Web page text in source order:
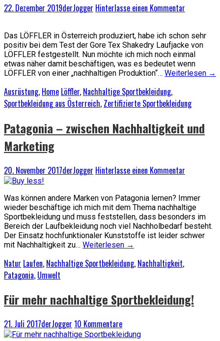
22. Dezember 2019derJogger Hinterlasse einen Kommentar
Das LÖFFLER in Österreich produziert, habe ich schon sehr
positiv bei dem Test der Gore Tex Shakedry Laufjacke von
LÖFFLER festgestellt. Nun möchte ich mich noch einmal
etwas näher damit beschäftigen, was es bedeutet wenn
LÖFFLER von einer „nachhaltigen Produktion“… Weiterlesen →
Ausrüstung, Home Löffler, Nachhaltige Sportbekleidung,
Sportbekleidung aus Österreich, Zertifizierte Sportbekleidung
Patagonia – zwischen Nachhaltigkeit und
Marketing
20. November 2017derJogger Hinterlasse einen Kommentar
Was können andere Marken von Patagonia lernen? Immer
wieder beschäftige ich mich mit dem Thema nachhaltige
Sportbekleidung und muss feststellen, dass besonders im
Bereich der Laufbekleidung noch viel Nachholbedarf besteht.
Der Einsatz hochfunktionaler Kunststoffe ist leider schwer
mit Nachhaltigkeit zu… Weiterlesen →
Natur Laufen, Nachhaltige Sportbekleidung, Nachhaltigkeit,
Patagonia, Umwelt
Für mehr nachhaltige Sportbekleidung!
21. Juli 2017derJogger 10 Kommentare